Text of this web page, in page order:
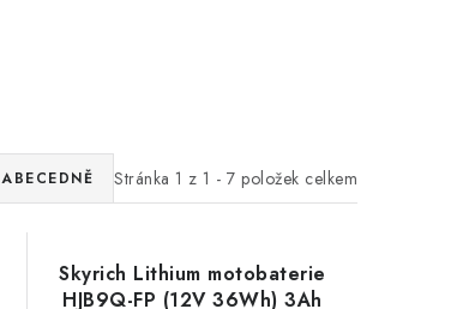
Stránka 1 z 1 - 7 položek celkem
ABECEDNĚ
Skyrich Lithium motobaterie
HJB9Q-FP (12V 36Wh) 3Ah